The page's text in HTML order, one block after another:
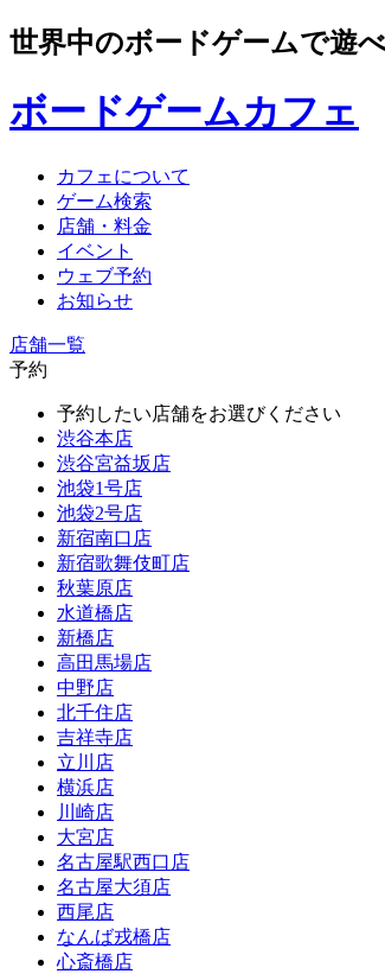
世界中のボードゲームで遊
ボードゲームカフェ
カフェについて
ゲーム検索
店舗・料金
イベント
ウェブ予約
お知らせ
店舗一覧
予約
予約したい店舗をお選びください
渋谷本店
渋谷宮益坂店
池袋1号店
池袋2号店
新宿南口店
新宿歌舞伎町店
秋葉原店
水道橋店
新橋店
高田馬場店
中野店
北千住店
吉祥寺店
立川店
横浜店
川崎店
大宮店
名古屋駅西口店
名古屋大須店
西尾店
なんば戎橋店
心斎橋店